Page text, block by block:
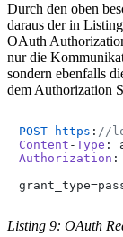
Durch den oben
daraus der in
OAuth
nur die
sondern ebenfalls
dem Authorization
POST https : //
Content -Type
Authorization :
Listing 9: OAuth